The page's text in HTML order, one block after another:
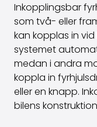
Inkopplingsbar
som två- eller
kan kopplas in
systemet
medan i andra
koppla in
eller en knapp.
bilens